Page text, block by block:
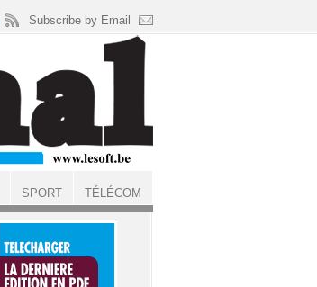
Subscribe by Email
SPORT TÉLÉCOM